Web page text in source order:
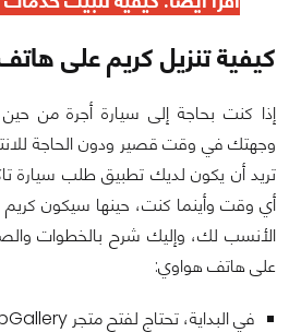
كيفية تنزيل كريم على
إذا كنت بحاجة إلى سيارة أجرة من
وجهتك في وقت قصير ودون الحاجة
تريد أن يكون لديك تطبيق طلب سيارة
أي وقت وأينما كنت، حينها سيكون كريم
الأنسب لك، وإليك شرح بالخطوات
على هاتف هواوي:
في البداية، تحتاج لفتح متجر AppGallery من على هاتفك الذكي